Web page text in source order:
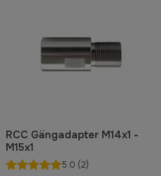
RCC Gängadapter M14x1 -
M15x1
5.0 (2)